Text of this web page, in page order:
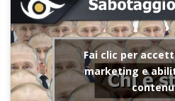
Fai clic per
marketing e